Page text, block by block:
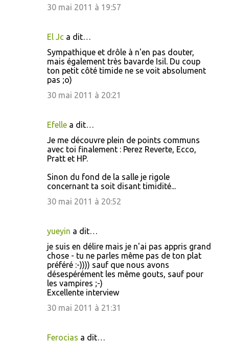
30 mai 2011 à 19:57
El Jc a dit…
Sympathique et drôle à n'en pas douter,
mais également très bavarde Isil. Du coup
ton petit côté timide ne se voit absolument
pas ;o)
30 mai 2011 à 20:21
Efelle a dit…
Je me découvre plein de points communs
avec toi finalement : Perez Reverte, Ecco,
Pratt et HP.
Sinon du fond de la salle je rigole
concernant ta soit disant timidité...
30 mai 2011 à 20:52
yueyin a dit…
je suis en délire mais je n'ai pas appris grand
chose - tu ne parles même pas de ton plat
préféré :-)))) sauf que nous avons
désespérément les même gouts, sauf pour
les vampires ;-)
Excellente interview
30 mai 2011 à 21:31
Ferocias a dit…